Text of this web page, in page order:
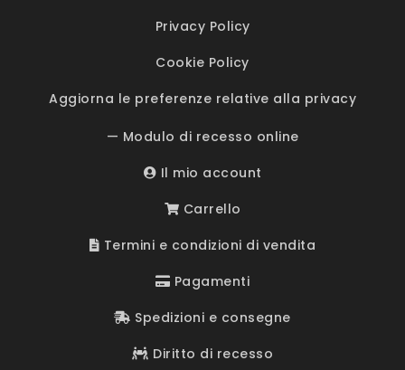
Privacy Policy
Cookie Policy
Aggiorna le preferenze relative alla privacy
— Modulo di recesso online
Il mio account
Carrello
Termini e condizioni di vendita
Pagamenti
Spedizioni e consegne
Diritto di recesso